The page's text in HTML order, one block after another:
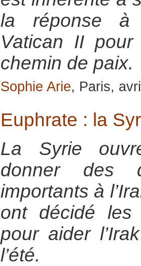
la réponse à
Vatican II
chemin de paix.
Sophie Arie, Paris,
Euphrate : la
La Syrie
donner des
importants à
ont décidé les
pour aider
l’été.